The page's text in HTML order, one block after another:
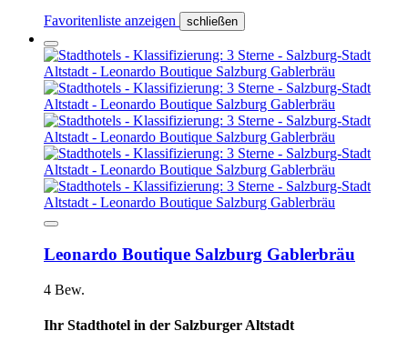
Favoritenliste anzeigen schließen
Leonardo Boutique Salzburg Gablerbräu
4 Bew.
Ihr Stadthotel in der Salzburger Altstadt